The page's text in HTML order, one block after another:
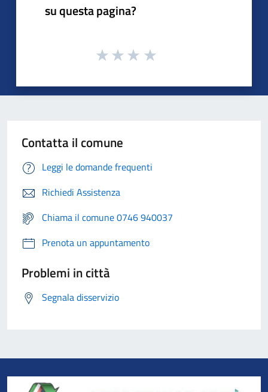
su questa pagina?
Contatta il comune
Leggi le domande frequenti
Richiedi Assistenza
Chiama il comune 0746 940037
Prenota un appuntamento
Problemi in città
Segnala disservizio